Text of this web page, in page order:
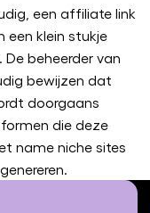
een affiliate link
een klein stukje
beheerder van
bewijzen dat
doorgaans
die deze
name niche sites